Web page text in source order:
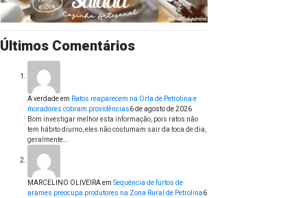
Últimos Comentários
A verdadeem Ratos reaparecem na Orla de Petrolina e
moradores cobram providências6 de agosto de 2026
Bom investigar melhor esta informação, pois ratos não
tem hábito diurno, eles não costumam sair da toca de dia,
geralmente…
MARCELINO OLIVEIRAem Sequência de furtos de
arames preocupa produtores na Zona Rural de Petrolina6